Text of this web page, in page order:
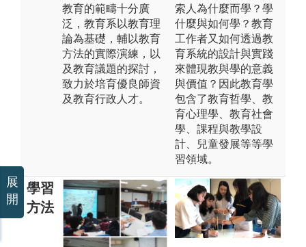
教育的範疇十分廣
泛，教育系以教育理
論為基礎，輔以教育
方法的實際演練，以
及教育議題的探討，
致力於培育優良師資
及教育行政人才。
索人為什麼而學？學
什麼與如何學？教育
工作者又如何透過教
育系統的設計與實踐
來體現教與學的意義
與價值？因此教育學
包含了教育哲學、教
育心理學、教育社會
學、課程與教學設
計、兒童發展等等學
習領域。
學習
方法
展
開